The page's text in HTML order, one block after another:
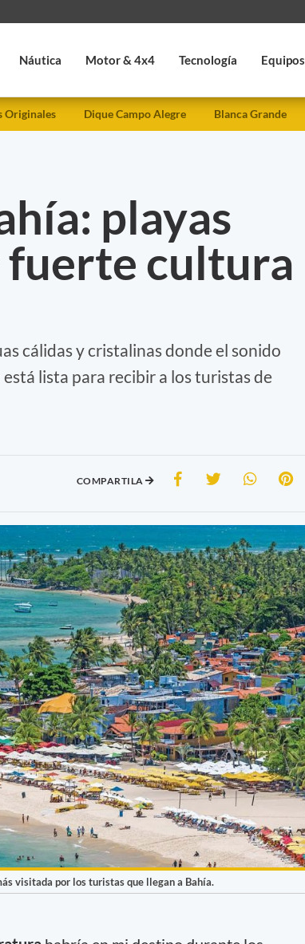
Náutica Motor & 4x4 Tecnología Equipos
Originales Dique Campo Alegre Blanca Grande
playas
fuerte cultura
cálidas y cristalinas donde el sonido
lista para recibir a los turistas de
COMPARTILA
visitada por los turistas que llegan a Bahía.